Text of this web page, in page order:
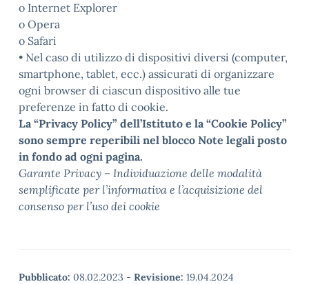
o Internet Explorer
o Opera
o Safari
• Nel caso di utilizzo di dispositivi diversi (computer,
smartphone, tablet, ecc.) assicurati di organizzare
ogni browser di ciascun dispositivo alle tue
preferenze in fatto di cookie.
La “Privacy Policy” dell’Istituto e la “Cookie Policy”
sono sempre reperibili nel blocco Note legali posto
in fondo ad ogni pagina.
Garante Privacy – Individuazione delle modalità
semplificate per l’informativa e l’acquisizione del
consenso per l’uso dei cookie
Pubblicato: 08.02.2023 - Revisione: 19.04.2024